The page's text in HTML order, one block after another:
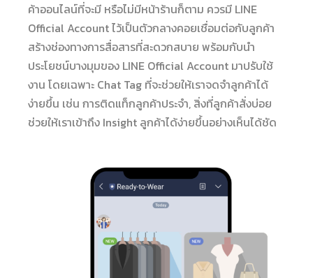
ค้าออนไลน์ที่จะมี หรือไม่มีหน้าร้านก็ตาม ควรมี LINE
Official Account ไว้เป็นตัวกลางคอยเชื่อมต่อกับลูกค้า
สร้างช่องทางการสื่อสารที่สะดวกสบาย พร้อมกับนำ
ประโยชน์บางมุมของ LINE Official Account มาปรับใช้
งาน โดยเฉพาะ Chat Tag ที่จะช่วยให้เราจดจำลูกค้าได้
ง่ายขึ้น เช่น การติดแท็กลูกค้าประจำ, สิ่งที่ลูกค้าสั่งบ่อย
ช่วยให้เราเข้าถึง Insight ลูกค้าได้ง่ายขึ้นอย่างเห็นได้ชัด